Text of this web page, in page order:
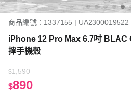
商品編號：1337155 | UA2300019522
iPhone 12 Pro Max 6.7吋 BLAC
摔手機殼
$1,590
$890